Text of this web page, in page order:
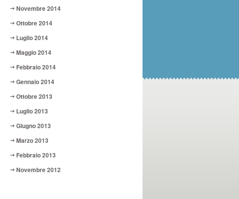
Novembre 2014
Ottobre 2014
Luglio 2014
Maggio 2014
Febbraio 2014
Gennaio 2014
Ottobre 2013
Luglio 2013
Giugno 2013
Marzo 2013
Febbraio 2013
Novembre 2012